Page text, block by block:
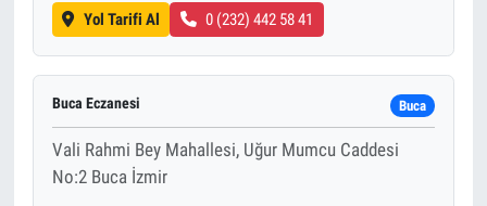
Yol Tarifi Al 0 (232) 442 58 41
Buca Eczanesi Buca
Vali Rahmi Bey Mahallesi, Uğur Mumcu Caddesi
No:2 Buca İzmir